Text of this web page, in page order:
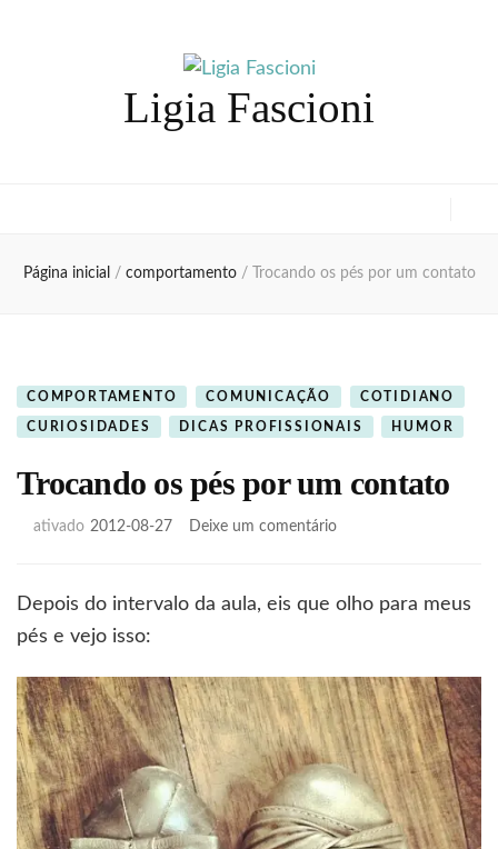
Ligia Fascioni
Página inicial / comportamento / Trocando os pés por um contato
COMPORTAMENTO COMUNICAÇÃO COTIDIANO
CURIOSIDADES DICAS PROFISSIONAIS HUMOR
Trocando os pés por um contato
ativado 2012-08-27 Deixe um comentárioem
pés
Depois do intervalo da aula, eis que olho para meus
pés e vejo isso: